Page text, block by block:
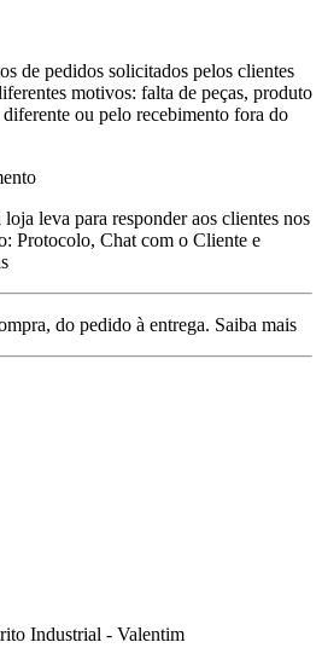
de pedidos solicitados pelos clientes
motivos: falta de peças, produto
ou pelo recebimento fora do
leva para responder aos clientes nos
Protocolo, Chat com o Cliente e
do pedido à entrega. Saiba mais
Industrial - Valentim